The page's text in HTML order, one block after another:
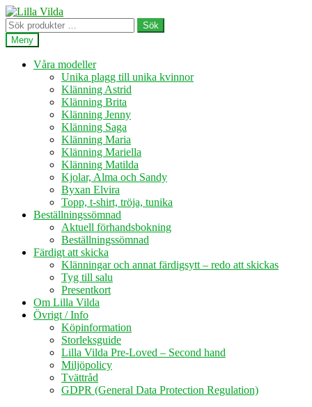
Hoppa
till
navigering
Hoppa
till
innehåll
Sök
efter:
Sök
Meny
Våra modeller
Unika plagg till unika kvinnor
Klänning Astrid
Klänning Brita
Klänning Jenny
Klänning Saga
Klänning Maria
Klänning Mariella
Klänning Matilda
Kjolar, Alma och Sandy
Byxan Elvira
Topp, t-shirt, tröja, tunika
Beställningssömnad
Aktuell förhandsbokning
Beställningssömnad
Färdigt att skicka
Klänningar och annat färdigsytt – redo att skickas
Tyg till salu
Presentkort
Om Lilla Vilda
Övrigt / Info
Köpinformation
Storleksguide
Lilla Vilda Pre-Loved – Second hand
Miljöpolicy
Tvättråd
GDPR (General Data Protection Regulation)